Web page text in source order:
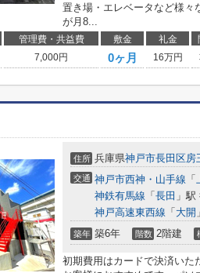
置き場・エレベータなど様々
が月8...
管理費・共益費 敷金 礼金
7,000円 0ヶ月 16万円
住所 兵庫県神戸市長田区房
交通 神戸市西神・山手線 「
神鉄有馬線 「 長田 」
神戸高速東西線 「 大開
築年 築6年 階数 2階建
初期費用はカードで決済いた